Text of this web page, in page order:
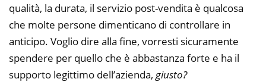
qualità, la durata, il servizio post-vendita è qualcosa
che molte persone dimenticano di controllare in
anticipo. Voglio dire alla fine, vorresti sicuramente
spendere per quello che è abbastanza forte e ha il
supporto legittimo dell’azienda, giusto?